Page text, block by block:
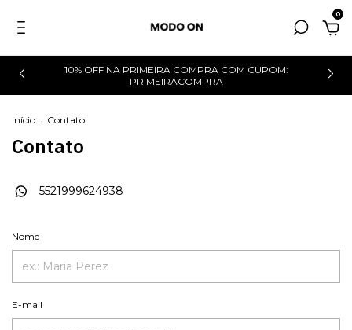
0
10% OFF NA PRIMEIRA COMPRA COM CUPOM:
PRIMEIRACOMPRA
Início . Contato
Contato
5521999624938
Nome
E-mail